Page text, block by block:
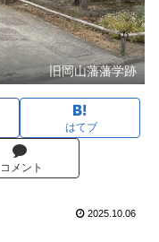
旧岡山藩藩学跡
はてブ
コメント
2025.10.06